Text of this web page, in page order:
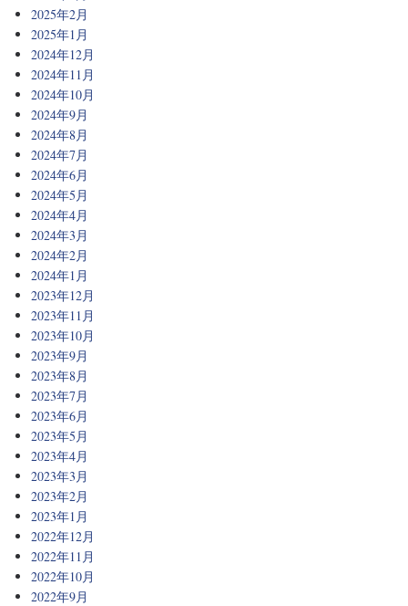
2025年2月
2025年1月
2024年12月
2024年11月
2024年10月
2024年9月
2024年8月
2024年7月
2024年6月
2024年5月
2024年4月
2024年3月
2024年2月
2024年1月
2023年12月
2023年11月
2023年10月
2023年9月
2023年8月
2023年7月
2023年6月
2023年5月
2023年4月
2023年3月
2023年2月
2023年1月
2022年12月
2022年11月
2022年10月
2022年9月